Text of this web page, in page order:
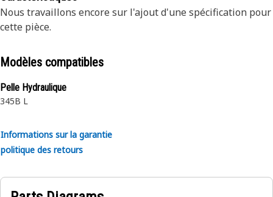
Nous travaillons encore sur l'ajout d'une spécification pour
cette pièce.
Modèles compatibles
Pelle Hydraulique
345B L
Informations sur la garantie
politique des retours